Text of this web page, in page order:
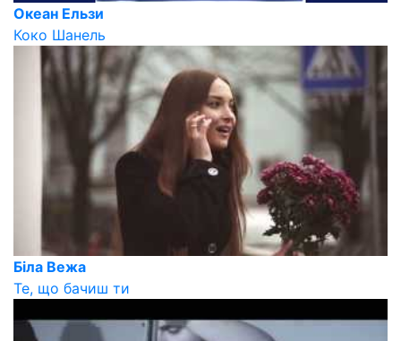
Океан Ельзи
Коко Шанель
Біла Вежа
Те, що бачиш ти